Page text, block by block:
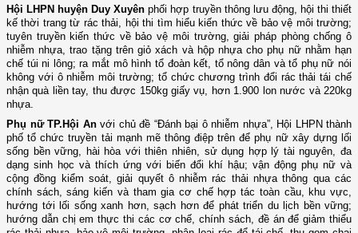
Hội LHPN huyện Duy Xuyên phối hợp truyền thông lưu động, hội thi thiết
kế thời trang từ rác thải, hội thi tìm hiểu kiến thức về bảo vệ môi trường;
tuyên truyền kiến thức về bảo vệ môi trường, giải pháp phòng chống ô
nhiễm nhựa, trao tặng trêngiỏ xách và hộp nhựa cho phụ nữ nhằm hạn
chế túi ni lông; ra mắt mô hình tổ đoàn kết, tổ nông dân và tổ phụ nữ nói
không với ô nhiễm môi trường; tổ chức chương trình đổi rác thải tái chế
nhận quà liền tay, thu được 150kg giấy vụ, hơn 1.900 lon nước và 220kg
nhựa.
Phụ nữ TP.Hội Anvới chủ đề “Đánh bại ô nhiễm nhựa”, Hội LHPN thành
phố tổ chức truyền tải mạnh mẽ thông điệp trên để phụ nữ xây dựng lối
sống bền vững, hài hòa với thiên nhiên, sử dụng hợp lý tài nguyên, đa
dạng sinh học và thích ứng với biến đổi khí hậu; vận động phụ nữ và
cộng đồng kiểm soát, giải quyết ô nhiễm rác thải nhựa thông qua các
chính sách, sáng kiến và tham gia cơ chế hợp tác toàn cầu, khu vực,
hướng tới lối sống xanh hơn, sạch hơn để phát triển du lịch bền vững;
hướng dẫn chị em thực thi các cơ chế, chính sách, đề án để giảm thiểu